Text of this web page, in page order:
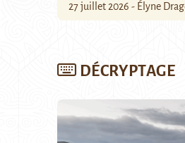
27 juillet 2026 - Élyne
DÉCRYPTAGE